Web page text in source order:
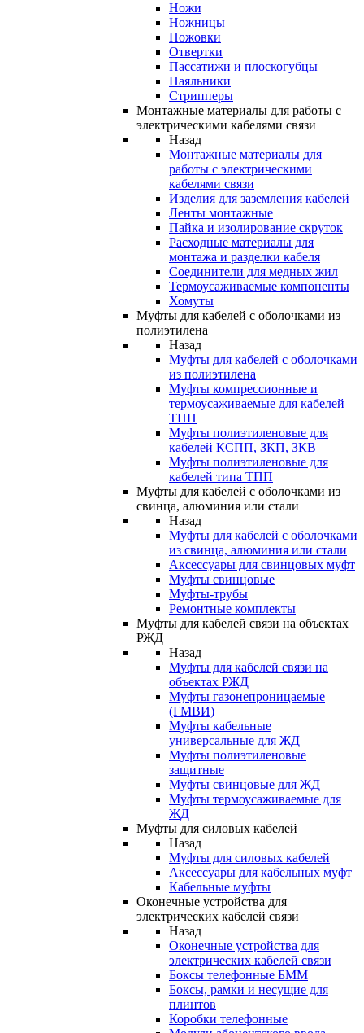
Ножи
Ножницы
Ножовки
Отвертки
Пассатижи и плоскогубцы
Паяльники
Стрипперы
Монтажные материалы для работы с
электрическими кабелями связи
Назад
Монтажные материалы для
работы с электрическими
кабелями связи
Изделия для заземления кабелей
Ленты монтажные
Пайка и изолирование скруток
Расходные материалы для
монтажа и разделки кабеля
Соединители для медных жил
Термоусаживаемые компоненты
Хомуты
Муфты для кабелей с оболочками из
полиэтилена
Назад
Муфты для кабелей с оболочками
из полиэтилена
Муфты компрессионные и
термоусаживаемые для кабелей
ТПП
Муфты полиэтиленовые для
кабелей КСПП, ЗКП, ЗКВ
Муфты полиэтиленовые для
кабелей типа ТПП
Муфты для кабелей с оболочками из
свинца, алюминия или стали
Назад
Муфты для кабелей с оболочками
из свинца, алюминия или стали
Аксессуары для свинцовых муфт
Муфты свинцовые
Муфты-трубы
Ремонтные комплекты
Муфты для кабелей связи на объектах
РЖД
Назад
Муфты для кабелей связи на
объектах РЖД
Муфты газонепроницаемые
(ГМВИ)
Муфты кабельные
универсальные для ЖД
Муфты полиэтиленовые
защитные
Муфты свинцовые для ЖД
Муфты термоусаживаемые для
ЖД
Муфты для силовых кабелей
Назад
Муфты для силовых кабелей
Аксессуары для кабельных муфт
Кабельные муфты
Оконечные устройства для
электрических кабелей связи
Назад
Оконечные устройства для
электрических кабелей связи
Боксы телефонные БММ
Боксы, рамки и несущие для
плинтов
Коробки телефонные